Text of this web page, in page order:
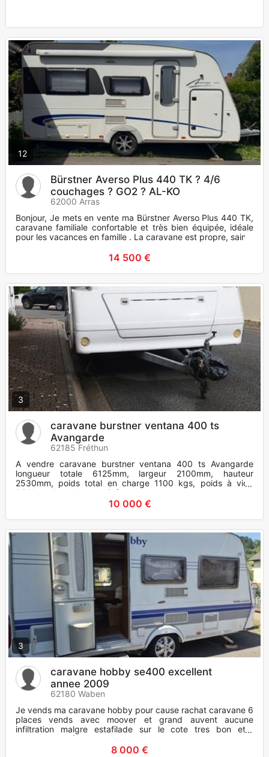
12
Bürstner Averso Plus 440 TK ? 4/6
couchages ? GO2 ? AL-KO
62000 Arras
Bonjour, Je mets en vente ma Bürstner Averso Plus 440 TK,
caravane familiale confortable et très bien équipée, idéale
pour les vacances en famille . La caravane est propre, saine
14 500 €
3
caravane burstner ventana 400 ts
Avangarde
62185 Fréthun
A vendre caravane burstner ventana 400 ts Avangarde
longueur totale 6125mm, largeur 2100mm, hauteur
2530mm, poids total en charge 1100 kgs, poids à vide
850kgs, 4 couchages, lit à
10 000 €
3
caravane hobby se400 excellent
annee 2009
62180 Waben
Je vends ma caravane hobby pour cause rachat caravane 6
places vends avec moover et grand auvent aucune
infiltration malgre estafilade sur le cote tres bon etat
caravane non fumeur
8 000 €